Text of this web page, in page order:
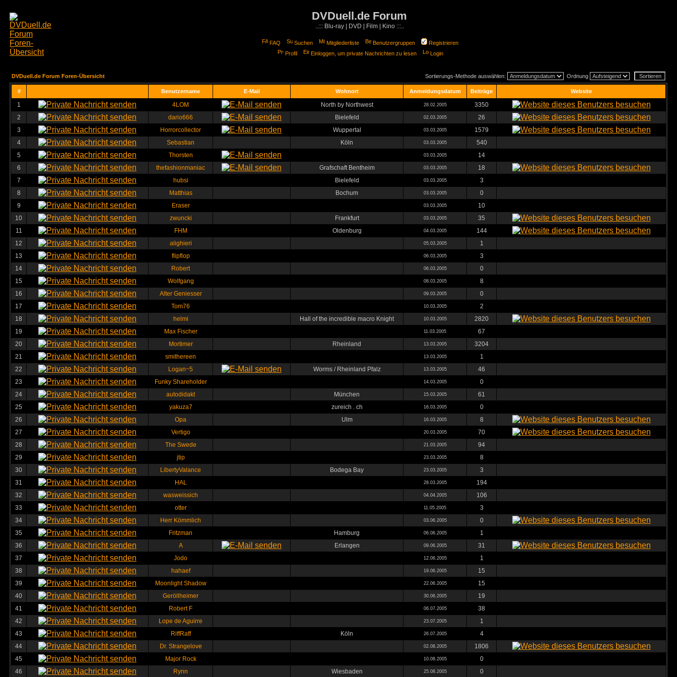
DVDuell.de Forum
..::: Blu-ray | DVD | Film | Kino :::..
FAQ Suchen Mitgliederliste Benutzergruppen
Registrieren
Profil
Einloggen, um private Nachrichten zu lesen Login
DVDuell.de Forum Foren-Übersicht Sortierungs-Methode auswählen: Ordnung
# Benutzername E-Mail Wohnort Anmeldungsdatum Beiträge Website
1 4LOM North by Northwest 28.02.2005
3350
2
dario666 Bielefeld 02.03.2005
26
3
Horrorcollector Wuppertal 03.03.2005
1579
4
Sebastian Köln 03.03.2005
540
5
Thorsten 03.03.2005
14
6
thefashionmaniac Grafschaft Bentheim 03.03.2005
18
7
hubsi Bielefeld 03.03.2005
3
8
Matthias Bochum 03.03.2005
0
9
Eraser 03.03.2005
10
10
zwuncki Frankfurt 03.03.2005
35
11
FHM Oldenburg 04.03.2005
144
12
alighieri 05.03.2005
1
13
flipflop 06.03.2005
3
14
Robert 06.03.2005
0
15
Wolfgang 08.03.2005
8
16
Alter Geniesser 09.03.2005
0
17
Tom76 10.03.2005
2
18
helmi Hall of the incredible macro Knight 10.03.2005
2820
19
Max Fischer 11.03.2005
67
20
Mortimer Rheinland 13.03.2005
3204
21
smithereen 13.03.2005
1
22
Logan~5 Worms / Rheinland Pfalz 13.03.2005
46
23
Funky Shareholder 14.03.2005
0
24
autodidakt München 15.03.2005
61
25
yakuza7 zureich . ch 16.03.2005
0
26
Opa Ulm 16.03.2005
8
27
Vertigo 20.03.2005
70
28
The Swede 21.03.2005
94
29
jtip 23.03.2005
8
30
LibertyValance Bodega Bay 23.03.2005
3
31
HAL 28.03.2005
194
32
wasweissich 04.04.2005
106
33
otter 11.05.2005
3
34
Herr Kömmlich 03.06.2005
0
35
Fritzman Hamburg 06.06.2005
1
36
A Erlangen 09.06.2005
31
37
Jodo 12.06.2005
1
38
hahaef 19.06.2005
15
39
Moonlight Shadow 22.06.2005
15
40
Geröllheimer 30.06.2005
19
41
Robert F 06.07.2005
38
42
Lope de Aguirre 23.07.2005
1
43
RiffRaff Köln 26.07.2005
4
44
Dr. Strangelove 02.08.2005
1806
45
Major Rock 10.08.2005
0
46
Rynn Wiesbaden 25.08.2005 0